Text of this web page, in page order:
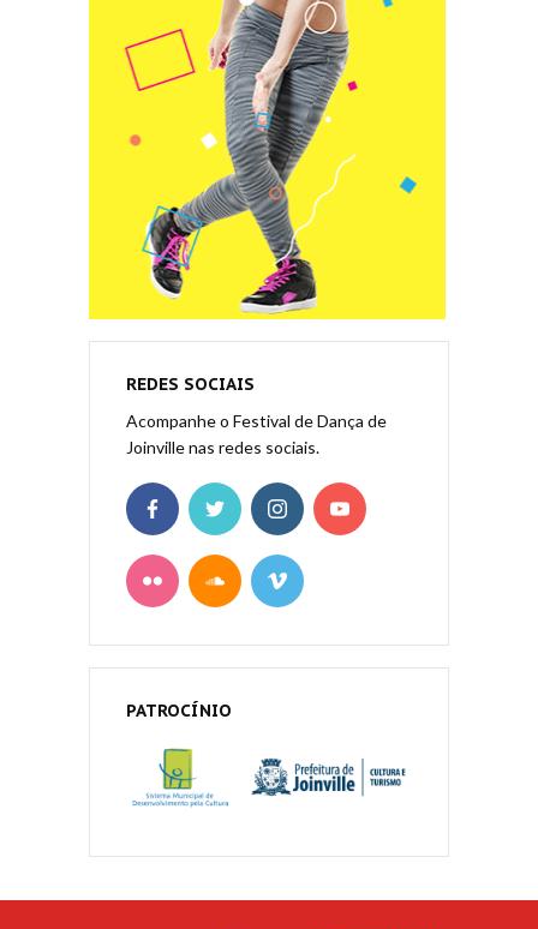
REDES SOCIAIS
Acompanhe o Festival de Dança de
Joinville nas redes sociais.
PATROCÍNIO